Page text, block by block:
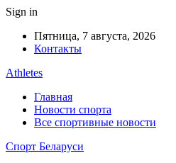
Sign in
Пятница, 7 августа, 2026
Контакты
Athletes
Главная
Новости спорта
Все спортивные новости
Спорт Беларуси